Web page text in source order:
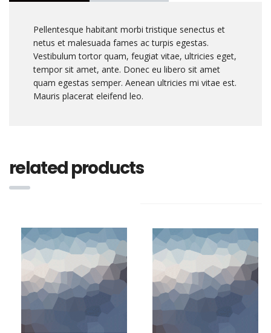
Pellentesque habitant morbi tristique senectus et
netus et malesuada fames ac turpis egestas.
Vestibulum tortor quam, feugiat vitae, ultricies eget,
tempor sit amet, ante. Donec eu libero sit amet
quam egestas semper. Aenean ultricies mi vitae est.
Mauris placerat eleifend leo.
related products